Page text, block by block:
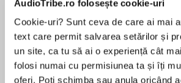
AudioTribe.ro folosește cookie-uri
Cookie-uri? Sunt ceva de care ai mai
text care permit salvarea setărilor și
un site, ca tu să ai o experiență cât
folosi numai cu permisiunea ta și îți
oferi. Poți schimba sau anula oricând
Desprecarte
‘Campbell has a snarky sense of